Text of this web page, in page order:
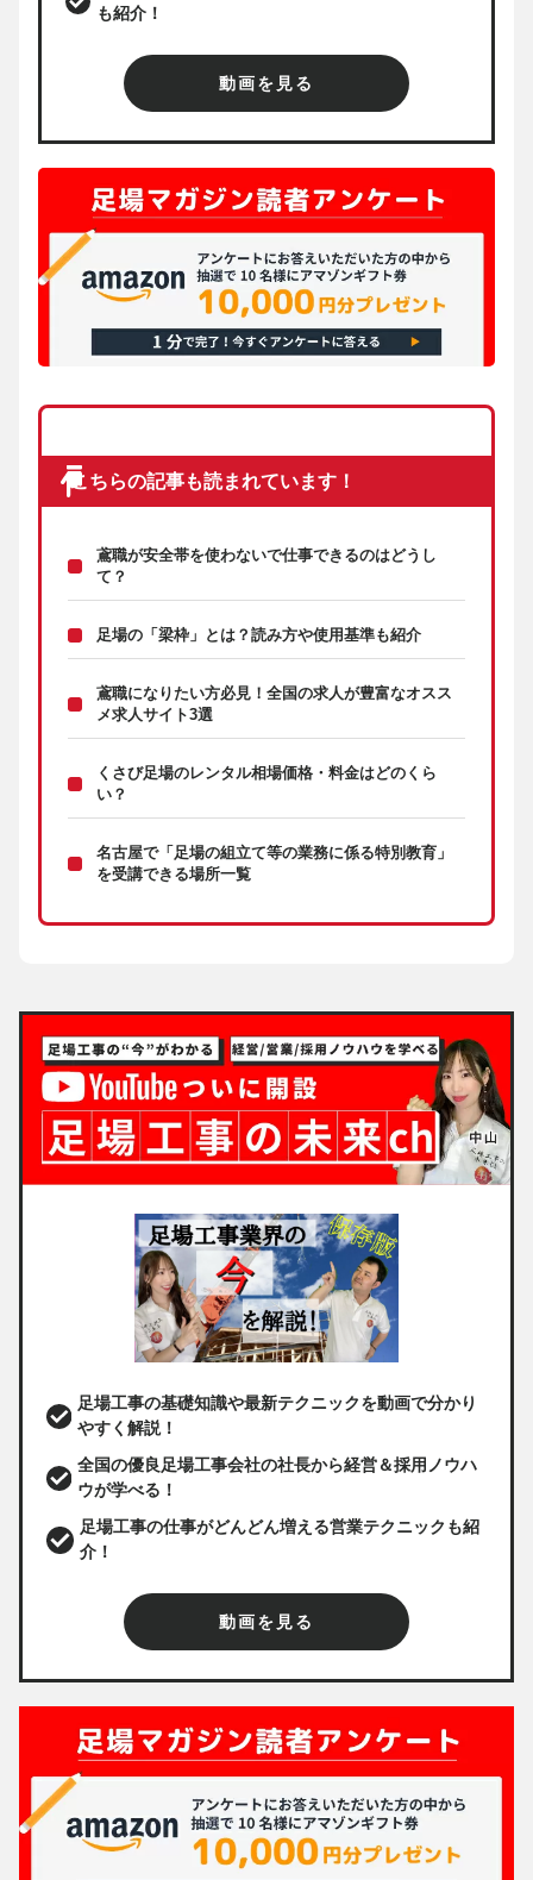
も紹介！
動画を見る
こちらの記事も読まれています！
鳶職が安全帯を使わないで仕事できるのはどうし
て？
足場の「梁枠」とは？読み方や使用基準も紹介
鳶職になりたい方必見！全国の求人が豊富なオスス
メ求人サイト3選
くさび足場のレンタル相場価格・料金はどのくら
い？
名古屋で「足場の組立て等の業務に係る特別教育」
を受講できる場所一覧
足場工事の基礎知識や最新テクニックを動画で分かり
やすく解説！
全国の優良足場工事会社の社長から経営＆採用ノウハ
ウが学べる！
足場工事の仕事がどんどん増える営業テクニックも紹
介！
動画を見る